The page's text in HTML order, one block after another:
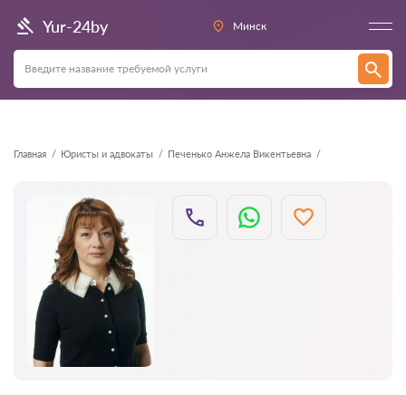
Yur-24by Минск
Главная Юристы и адвокаты Печенько Анжела Викентьевна
Назад